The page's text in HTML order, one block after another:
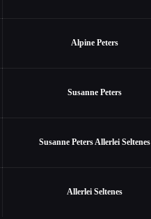
Alpine Peters
Susanne Peters
Susanne Peters Allerlei Seltenes
Allerlei Seltenes